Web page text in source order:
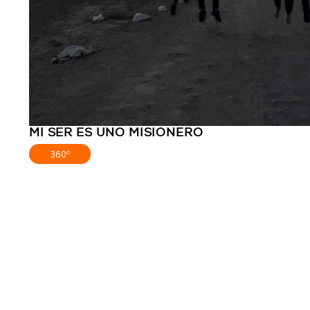
MI SER ES UNO MISIONERO
360º